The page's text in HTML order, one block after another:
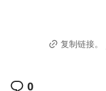
复制链接。
0